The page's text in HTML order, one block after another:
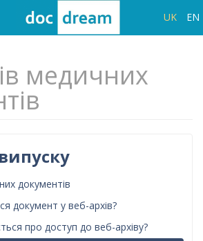
UK EN
медичних
документів
документ у веб-архів?
про доступ до веб-архіву?